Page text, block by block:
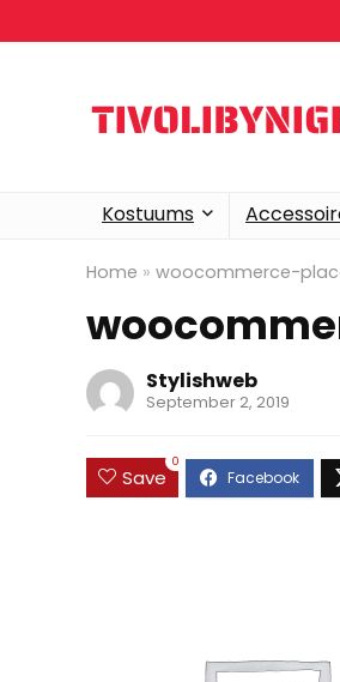
Kostuums
Home » woocommerce-
Stylishweb
September 2, 2019
Save
0